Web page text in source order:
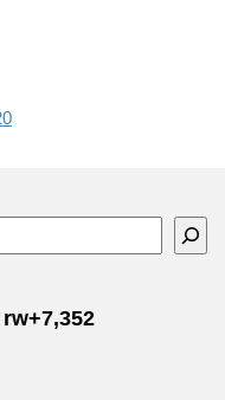
rw+7,352